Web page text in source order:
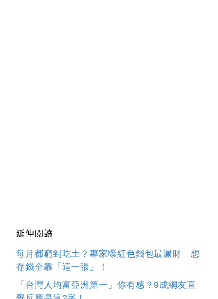
延伸閱讀
每月都窮到吃土？專家曝紅色錢包最漏財 想
存錢全靠「這一張」！
「台灣人均富亞洲第一」你有感？9成網友直